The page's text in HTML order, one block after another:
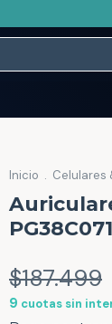
Inicio . Celulares
$187.499
9 cuotas sin